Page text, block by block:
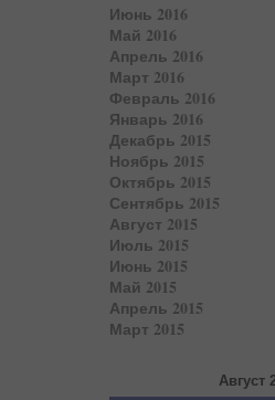
Июнь 2016
Май 2016
Апрель 2016
Март 2016
Февраль 2016
Январь 2016
Декабрь 2015
Ноябрь 2015
Октябрь 2015
Сентябрь 2015
Август 2015
Июль 2015
Июнь 2015
Май 2015
Апрель 2015
Март 2015
Август